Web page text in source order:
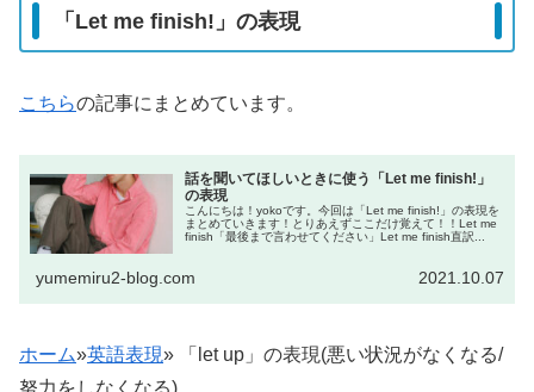
「Let me finish!」の表現
こちらの記事にまとめています。
話を聞いてほしいときに使う「Let me finish!」
の表現
こんにちは！yokoです。今回は「Let me finish!」の表現を
まとめていきます！とりあえずここだけ覚えて！！Let me
finish「最後まで言わせてください」Let me finish直訳...
yumemiru2-blog.com 2021.10.07
ホーム»英語表現» 「let up」の表現(悪い状況がなくなる/
努力をしなくなる)